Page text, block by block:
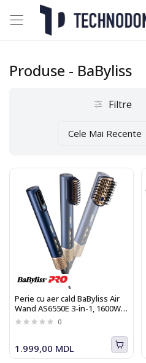
Produse - BaByliss
Filtre
Cele Mai Recente
Perie cu aer cald BaByliss Air
Wand AS6550E 3-in-1, 1600W,
4 trepte temperatura, albastru
inchis
0
1.999,00 MDL